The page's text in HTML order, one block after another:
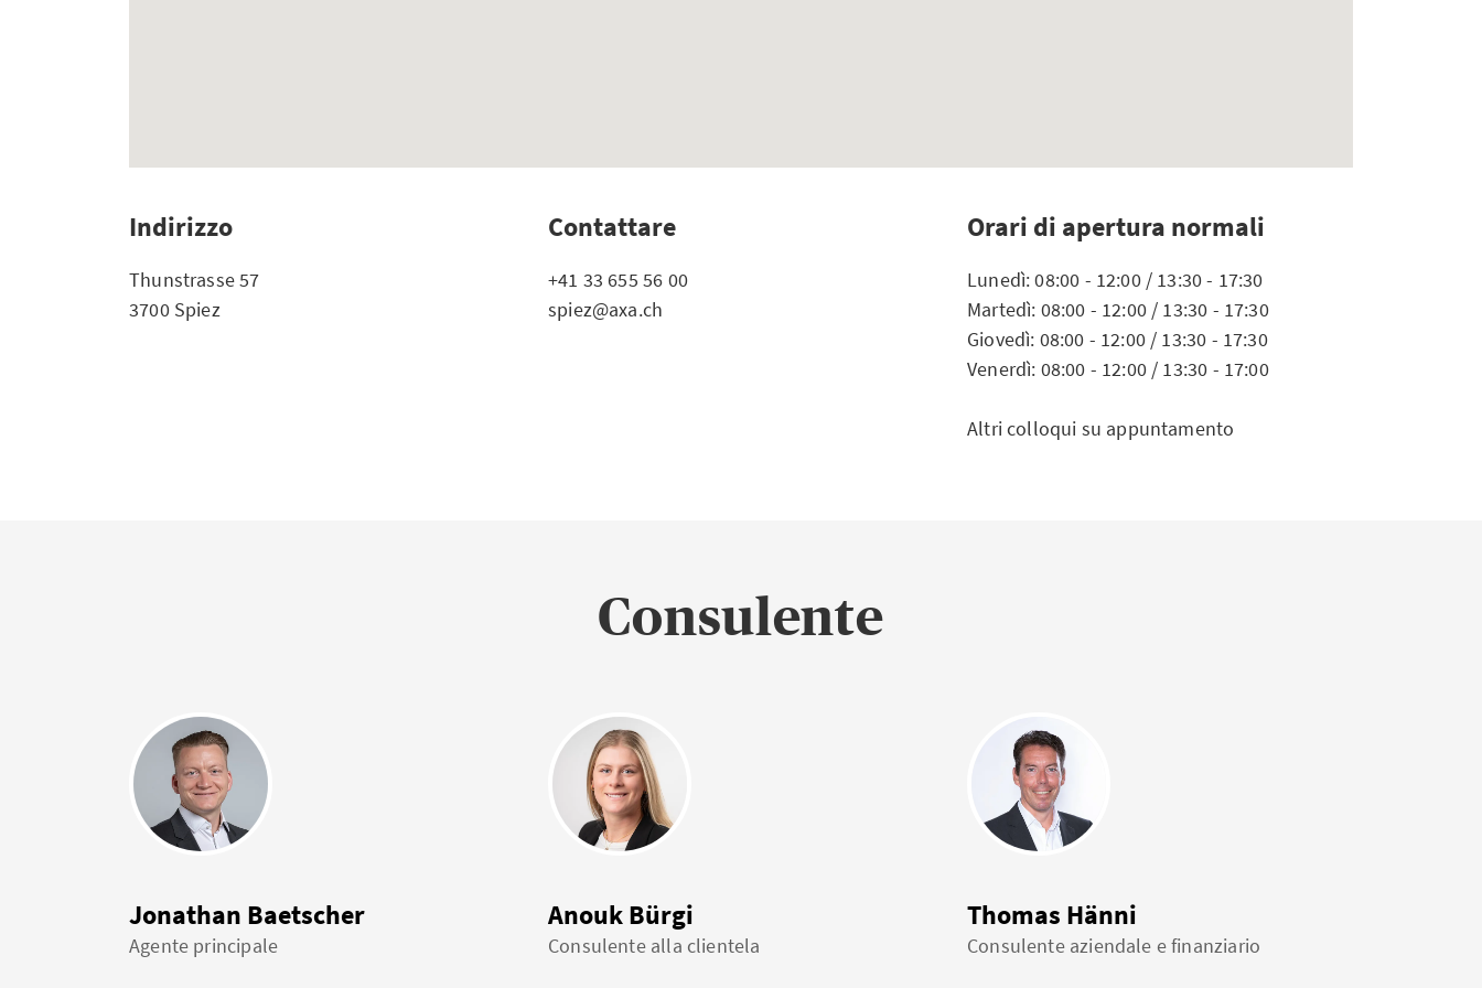
Indirizzo
Thunstrasse 57
3700 Spiez
Contattare
+41 33 655 56 00
spiez@axa.ch
Orari di apertura normali
Lunedì: 08:00 - 12:00 / 13:30 - 17:30
Martedì: 08:00 - 12:00 / 13:30 - 17:30
Giovedì: 08:00 - 12:00 / 13:30 - 17:30
Venerdì: 08:00 - 12:00 / 13:30 - 17:00
Altri colloqui su appuntamento
Consulente
Jonathan Baetscher
Agente principale
Anouk Bürgi
Consulente alla clientela
Thomas Hänni
Consulente aziendale e finanziario